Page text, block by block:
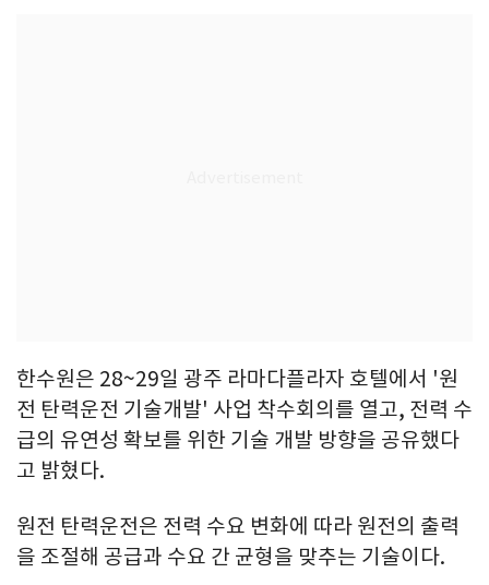
한수원은 28~29일 광주 라마다플라자 호텔에서 '원
전 탄력운전 기술개발' 사업 착수회의를 열고, 전력 수
급의 유연성 확보를 위한 기술 개발 방향을 공유했다
고 밝혔다.
원전 탄력운전은 전력 수요 변화에 따라 원전의 출력
을 조절해 공급과 수요 간 균형을 맞추는 기술이다.